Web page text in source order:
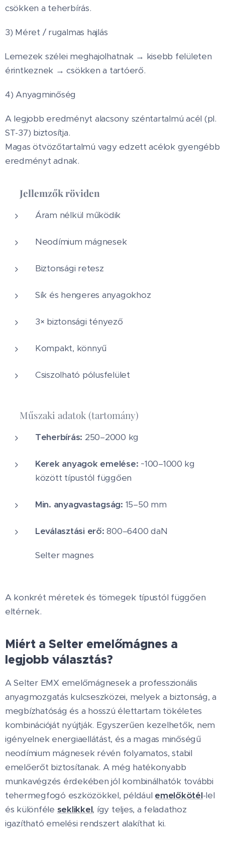
csökken a teherbírás.
3) Méret / rugalmas hajlás
Lemezek szélei meghajolhatnak → kisebb felületen
érintkeznek → csökken a tartóerő.
4) Anyagminőség
A legjobb eredményt alacsony széntartalmú acél (pl.
ST-37) biztosítja.
Magas ötvözőtartalmú vagy edzett acélok gyengébb
eredményt adnak.
Jellemzők röviden
Áram nélkül működik
Neodímium mágnesek
Biztonsági retesz
Sík és hengeres anyagokhoz
3× biztonsági tényező
Kompakt, könnyű
Csiszolható pólusfelület
✅ Műszaki adatok (tartomány)
Teherbírás: 250–2000 kg
Kerek anyagok emelése: ~100–1000 kg
között típustól függően
Min. anyagvastagság: 15–50 mm
Leválasztási erő: 800–6400 daN
Selter magnes
A konkrét méretek és tömegek típustól függően
eltérnek.
Miért a Selter emelőmágnes a
legjobb választás?
A Selter EMX emelőmágnesek a professzionális
anyagmozgatás kulcseszközei, melyek a biztonság, a
megbízhatóság és a hosszú élettartam tökéletes
kombinációját nyújtják. Egyszerűen kezelhetők, nem
igényelnek energiaellátást, és a magas minőségű
neodímium mágnesek révén folyamatos, stabil
emelőerőt biztosítanak. A még hatékonyabb
munkavégzés érdekében jól kombinálhatók további
tehermegfogó eszközökkel, például emelő­kötél-lel
és különféle seklikkel, így teljes, a feladathoz
igazítható emelési rendszert alakíthat ki.